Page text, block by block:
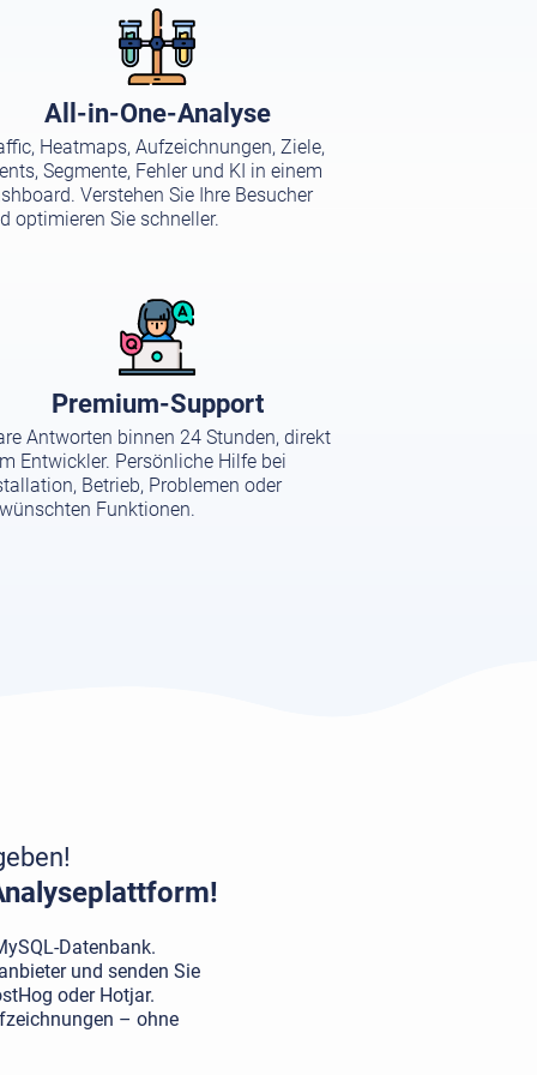
All-in-One-Analyse
Heatmaps, Aufzeichnungen, Ziele,
Segmente, Fehler und KI in einem
Verstehen Sie Ihre Besucher
optimieren Sie schneller.
Premium-Support
Antworten binnen 24 Stunden, direkt
Entwickler. Persönliche Hilfe bei
Betrieb, Problemen oder
Funktionen.
Datenbank.
und senden Sie
oder Hotjar.
– ohne